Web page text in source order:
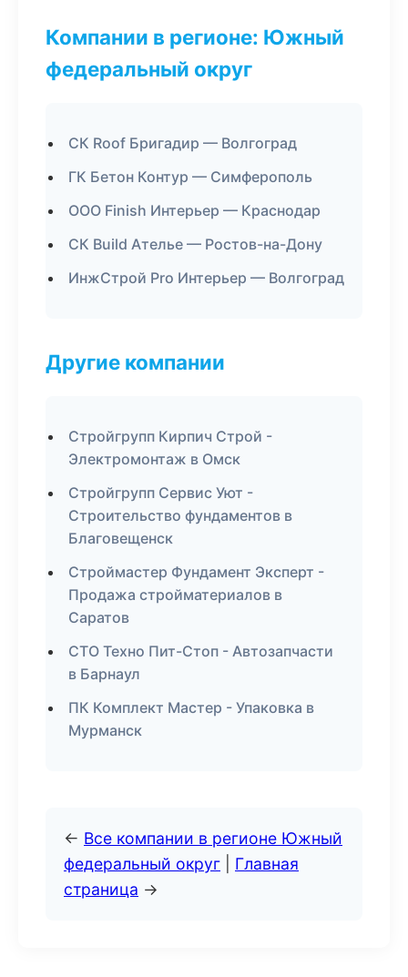
Компании в регионе: Южный
федеральный округ
СК Roof Бригадир — Волгоград
ГК Бетон Контур — Симферополь
ООО Finish Интерьер — Краснодар
СК Build Ателье — Ростов-на-Дону
ИнжСтрой Pro Интерьер — Волгоград
Другие компании
Стройгрупп Кирпич Строй -
Электромонтаж в Омск
Стройгрупп Сервис Уют -
Строительство фундаментов в
Благовещенск
Строймастер Фундамент Эксперт -
Продажа стройматериалов в
Саратов
СТО Техно Пит-Стоп - Автозапчасти
в Барнаул
ПК Комплект Мастер - Упаковка в
Мурманск
← Все компании в регионе Южный
федеральный округ
Главная
страница →